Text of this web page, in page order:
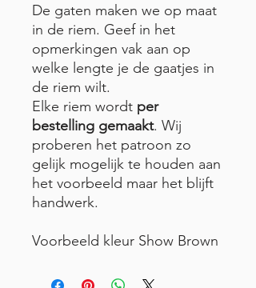
De gaten maken we op maat
in de riem. Geef in het
opmerkingen vak aan op
welke lengte je de gaatjes in
de riem wilt.
Elke riem wordt per
bestelling gemaakt. Wij
proberen het patroon zo
gelijk mogelijk te houden aan
het voorbeeld maar het blijft
handwerk.
Voorbeeld kleur Show Brown